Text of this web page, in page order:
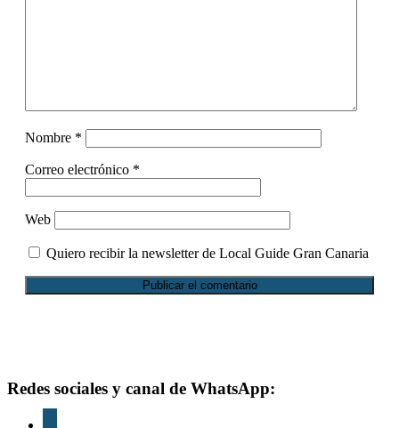
Nombre *
Correo electrónico *
Web
Quiero recibir la newsletter de Local Guide Gran Canaria
Footer
Redes sociales y canal de WhatsApp: